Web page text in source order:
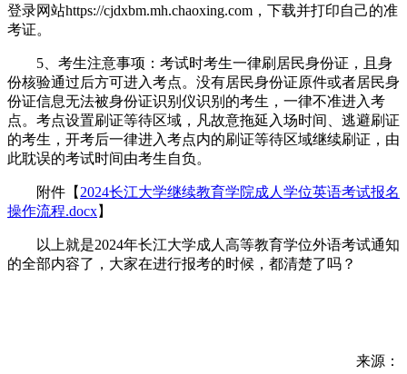
登录网站https://cjdxbm.mh.chaoxing.com，下载并打印自己的准
考证。
5、考生注意事项：考试时考生一律刷居民身份证，且身
份核验通过后方可进入考点。没有居民身份证原件或者居民身
份证信息无法被身份证识别仪识别的考生，一律不准进入考
点。考点设置刷证等待区域，凡故意拖延入场时间、逃避刷证
的考生，开考后一律进入考点内的刷证等待区域继续刷证，由
此耽误的考试时间由考生自负。
附件【 2024长江大学继续教育学院成人学位英语考试报名
操作流程.docx】
以上就是2024年长江大学成人高等教育学位外语考试通知
的全部内容了，大家在进行报考的时候，都清楚了吗？
来源：